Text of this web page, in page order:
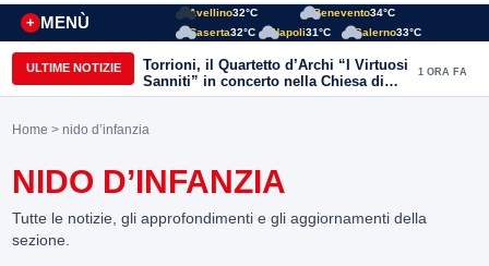
MENÙ
+
Avellino32°C Benevento34°C
Caserta32°C Napoli31°C Salerno33°C
ULTIME NOTIZIE
Torrioni, il Quartetto d’Archi “I Virtuosi
Sanniti” in concerto nella Chiesa di
San Michele Arcangelo
1 ORA FA
Home > nido d’infanzia
NIDO D’INFANZIA
Tutte le notizie, gli approfondimenti e gli aggiornamenti della
sezione.